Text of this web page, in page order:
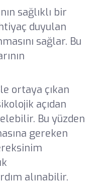
sağlıklı bir
duyulan
sağlar. Bu
ortaya çıkan
açıdan
Bu yüzden
gereken
alınabilir.